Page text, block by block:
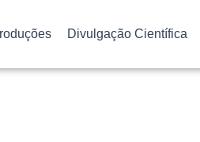
Divulgação Científica